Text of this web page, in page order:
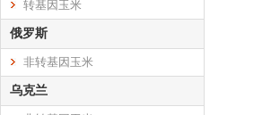
转基因玉米
俄罗斯
非转基因玉米
乌克兰